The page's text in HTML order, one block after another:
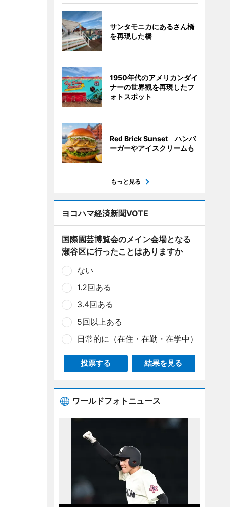
サンタモニカにあるさん橋
を再現した橋
1950年代のアメリカンダイ
ナーの世界観を再現したフ
ォトスポット
Red Brick Sunset ハンバ
ーガーやアイスクリームも
もっと見る
ヨコハマ経済新聞VOTE
国際園芸博覧会のメイン会場となる
瀬谷区に行ったことはありますか
ない
1.2回ある
3.4回ある
5回以上ある
日常的に（在住・在勤・在学中）
投票する 結果を見る
ワールドフォトニュース